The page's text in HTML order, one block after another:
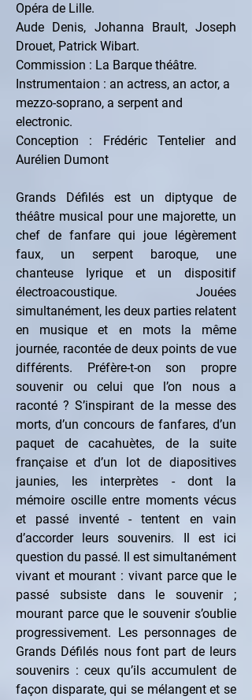
Opéra de Lille.
Aude Denis, Johanna Brault, Joseph
Drouet, Patrick Wibart.
Commission : La Barque théâtre.
Instrumentaion : an actress, an actor, a
mezzo-soprano, a serpent and
electronic.
Conception : Frédéric Tentelier and
Aurélien Dumont
Grands Défilés est un diptyque de
théâtre musical pour une majorette, un
chef de fanfare qui joue légèrement
faux, un serpent baroque, une
chanteuse lyrique et un dispositif
électroacoustique. Jouées
simultanément, les deux parties relatent
en musique et en mots la même
journée, racontée de deux points de vue
différents. Préfère-t-on son propre
souvenir ou celui que l’on nous a
raconté ? S’inspirant de la messe des
morts, d’un concours de fanfares, d’un
paquet de cacahuètes, de la suite
française et d’un lot de diapositives
jaunies, les interprètes - dont la
mémoire oscille entre moments vécus
et passé inventé - tentent en vain
d’accorder leurs souvenirs. Il est ici
question du passé. Il est simultanément
vivant et mourant : vivant parce que le
passé subsiste dans le souvenir ;
mourant parce que le souvenir s’oublie
progressivement. Les personnages de
Grands Défilés nous font part de leurs
souvenirs : ceux qu’ils accumulent de
façon disparate, qui se mélangent et se